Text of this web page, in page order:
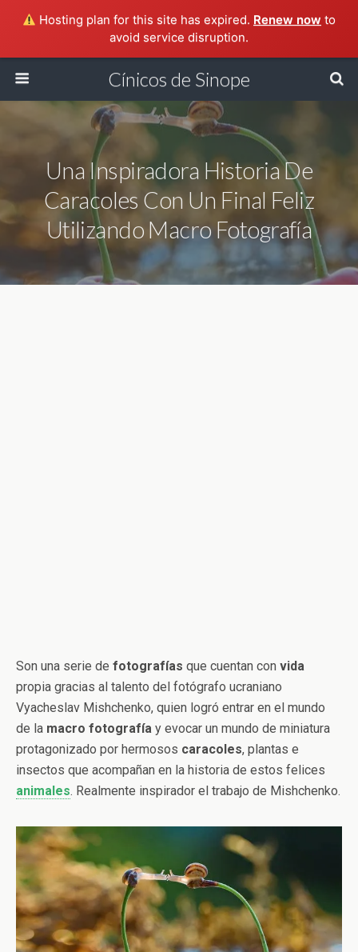
Hosting plan for this site has expired. Renew now to
avoid service disruption.
Cínicos de Sinope
Una Inspiradora Historia De
Caracoles Con Un Final Feliz
Utilizando Macro Fotografía
Son una serie de fotografías que cuentan con vida
propia gracias al talento del fotógrafo ucraniano
Vyacheslav Mishchenko, quien logró entrar en el mundo
de la macro fotografía y evocar un mundo de miniatura
protagonizado por hermosos caracoles, plantas e
insectos que acompañan en la historia de estos felices
animales. Realmente inspirador el trabajo de Mishchenko.